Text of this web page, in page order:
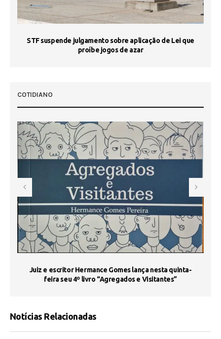
STF suspende julgamento sobre aplicação de Lei que
proíbe jogos de azar
COTIDIANO
Juiz e escritor Hermance Gomes lança nesta quinta-
feira seu 4º livro “Agregados e Visitantes”
Notícias Relacionadas